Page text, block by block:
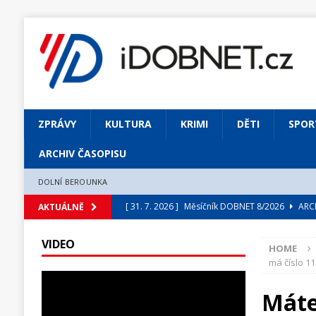
ZPRÁVY KULTURA KRIMI DĚTI
ARCHIV ČASOPISU
DOLNÍ BEROUNKA
AKTUÁLNĚ [ 31. 7. 2026 ] Měsíčník DOBNET 8/2026
[ 31. 7. 2026 ] Jednou Slavoj, vždycky Slavoj!
Výjimečný zážitek: mexické
HOME
má číslo
VIDEO